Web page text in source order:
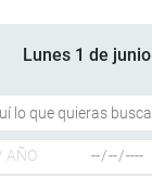
Lunes 1 de junio